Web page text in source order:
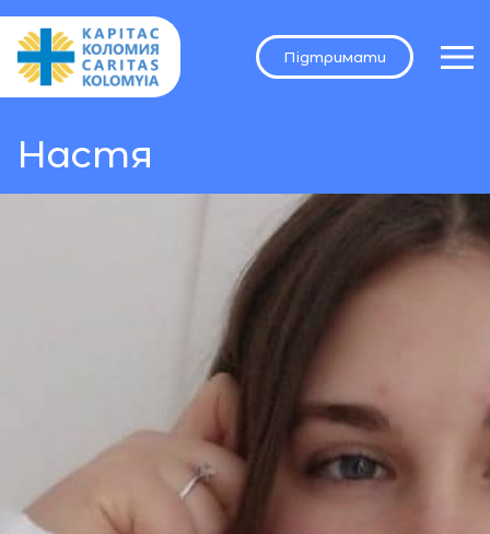
Підтримати
Настя